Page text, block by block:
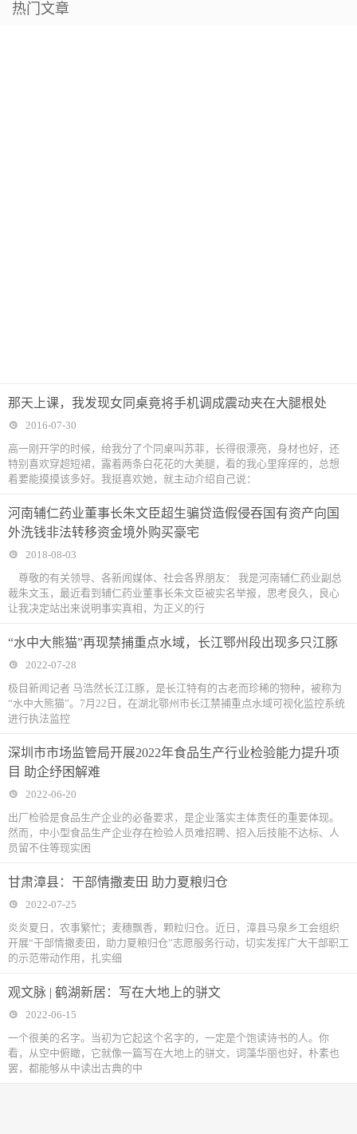
热门文章
那天上课，我发现女同桌竟将手机调成震动夹在大腿根处
2016-07-30
高一刚开学的时候，给我分了个同桌叫苏菲，长得很漂亮，身材也好，还
特别喜欢穿超短裙，露着两条白花花的大美腿，看的我心里痒痒的，总想
着要能摸摸该多好。我挺喜欢她，就主动介绍自己说：
河南辅仁药业董事长朱文臣超生骗贷造假侵吞国有资产向国
外洗钱非法转移资金境外购买豪宅
2018-08-03
尊敬的有关领导、各新闻媒体、社会各界朋友： 我是河南辅仁药业副总
裁朱文玉，最近看到辅仁药业董事长朱文臣被实名举报，思考良久，良心
让我决定站出来说明事实真相，为正义的行
“水中大熊猫”再现禁捕重点水域，长江鄂州段出现多只江豚
2022-07-28
极目新闻记者 马浩然长江江豚，是长江特有的古老而珍稀的物种，被称为
“水中大熊猫”。7月22日，在湖北鄂州市长江禁捕重点水域可视化监控系统
进行执法监控
深圳市市场监管局开展2022年食品生产行业检验能力提升项
目 助企纾困解难
2022-06-20
出厂检验是食品生产企业的必备要求，是企业落实主体责任的重要体现。
然而，中小型食品生产企业存在检验人员难招聘、招入后技能不达标、人
员留不住等现实困
甘肃漳县：干部情撒麦田 助力夏粮归仓
2022-07-25
炎炎夏日，农事繁忙；麦穗飘香，颗粒归仓。近日，漳县马泉乡工会组织
开展“干部情撒麦田，助力夏粮归仓”志愿服务行动，切实发挥广大干部职工
的示范带动作用，扎实细
观文脉 | 鹤湖新居：写在大地上的骈文
2022-06-15
一个很美的名字。当初为它起这个名字的，一定是个饱读诗书的人。你
看，从空中俯瞰，它就像一篇写在大地上的骈文，词藻华丽也好，朴素也
罢，都能够从中读出古典的中